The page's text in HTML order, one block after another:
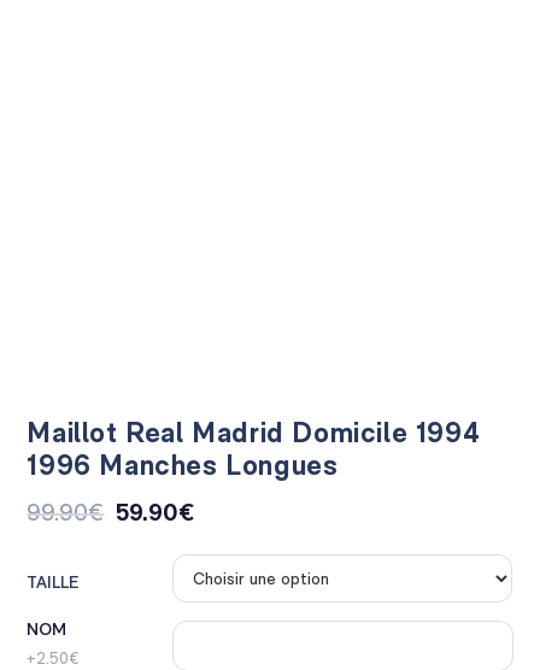
Maillot Real Madrid Domicile 1994
1996 Manches Longues
99.90€ 59.90€
TAILLE
NOM
+2.50€